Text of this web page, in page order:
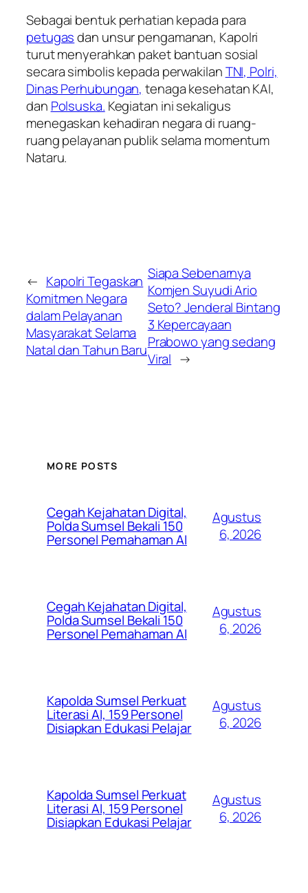
Sebagai bentuk perhatian kepada para
petugasdan unsur pengamanan, Kapolri
turut menyerahkan paket bantuan sosial
secara simbolis kepada perwakilanTNI, Polri,
Dinas Perhubungan, tenaga kesehatan KAI,
dan Polsuska. Kegiatan ini sekaligus
menegaskan kehadiran negara di ruang-
ruang pelayanan publik selama momentum
Nataru.
← Kapolri Tegaskan
Komitmen Negara
dalam Pelayanan
Masyarakat Selama
Natal dan Tahun Baru
Siapa Sebenarnya
Komjen Suyudi Ario
Seto? Jenderal Bintang
3 Kepercayaan
Prabowo yang sedang
Viral →
MORE POSTS
Cegah Kejahatan Digital,
Polda Sumsel Bekali 150
Personel Pemahaman AI
Agustus
6, 2026
Cegah Kejahatan Digital,
Polda Sumsel Bekali 150
Personel Pemahaman AI
Agustus
6, 2026
Kapolda Sumsel Perkuat
Literasi AI, 159 Personel
Disiapkan Edukasi Pelajar
Agustus
6, 2026
Kapolda Sumsel Perkuat
Literasi AI, 159 Personel
Disiapkan Edukasi Pelajar
Agustus
6, 2026